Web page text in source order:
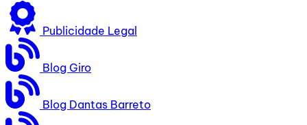
Publicidade Legal
Blog Giro
Blog Dantas Barreto